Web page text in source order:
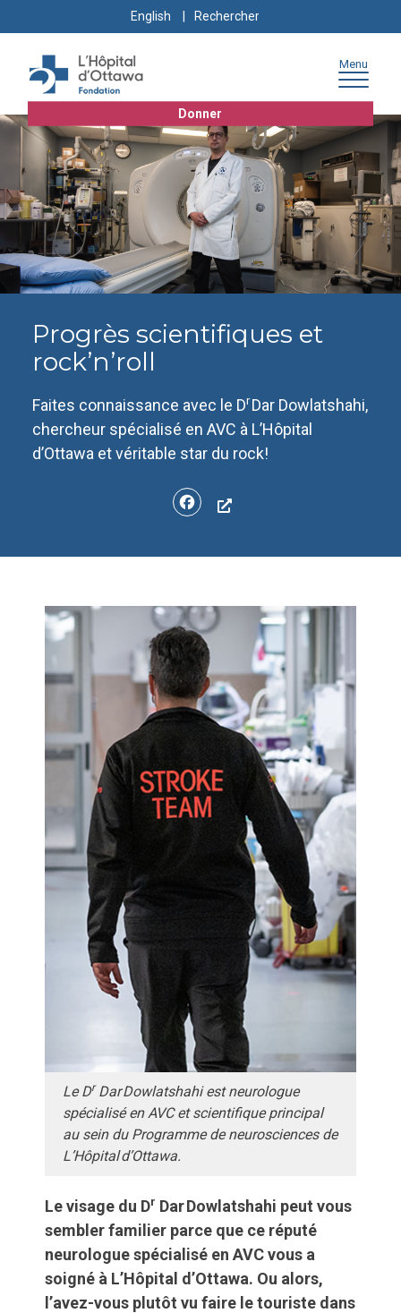
to
content
to
navigation
to
sitemap
English
Search
for:
Donner
Menu
Progrès scientifiques et
rock’n’roll
Faites connaissance avec le DrDar Dowlatshahi,
chercheur spécialisé en AVC à L’Hôpital
d’Ottawa et véritable star du rock!
Facebook
Le DrDar Dowlatshahi est neurologue
spécialisé en AVC et scientifique principal
au sein du Programme de neurosciences de
L’Hôpital d’Ottawa.
Le visage du Dr Dar Dowlatshahi peut vous
sembler familier parce que ce réputé
neurologue spécialisé en AVC vous a
soigné à L’Hôpital d’Ottawa. Ou alors,
l’avez-vous plutôt vu faire le touriste dans